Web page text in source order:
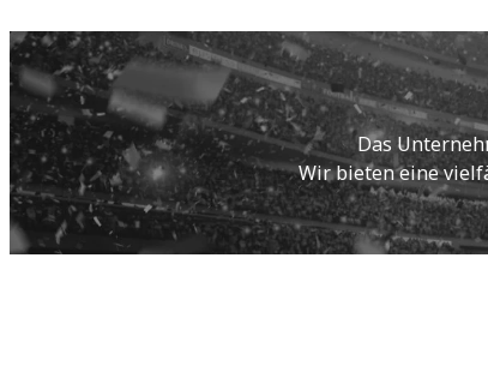
Das
Wir bieten eine